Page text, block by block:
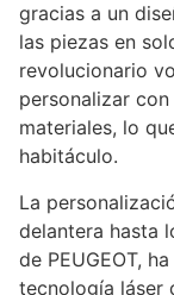
gracias a un
las piezas en
revolucionario
personalizar
materiales, lo
habitáculo.
La
delantera hasta
de PEUGEOT,
tecnología láser